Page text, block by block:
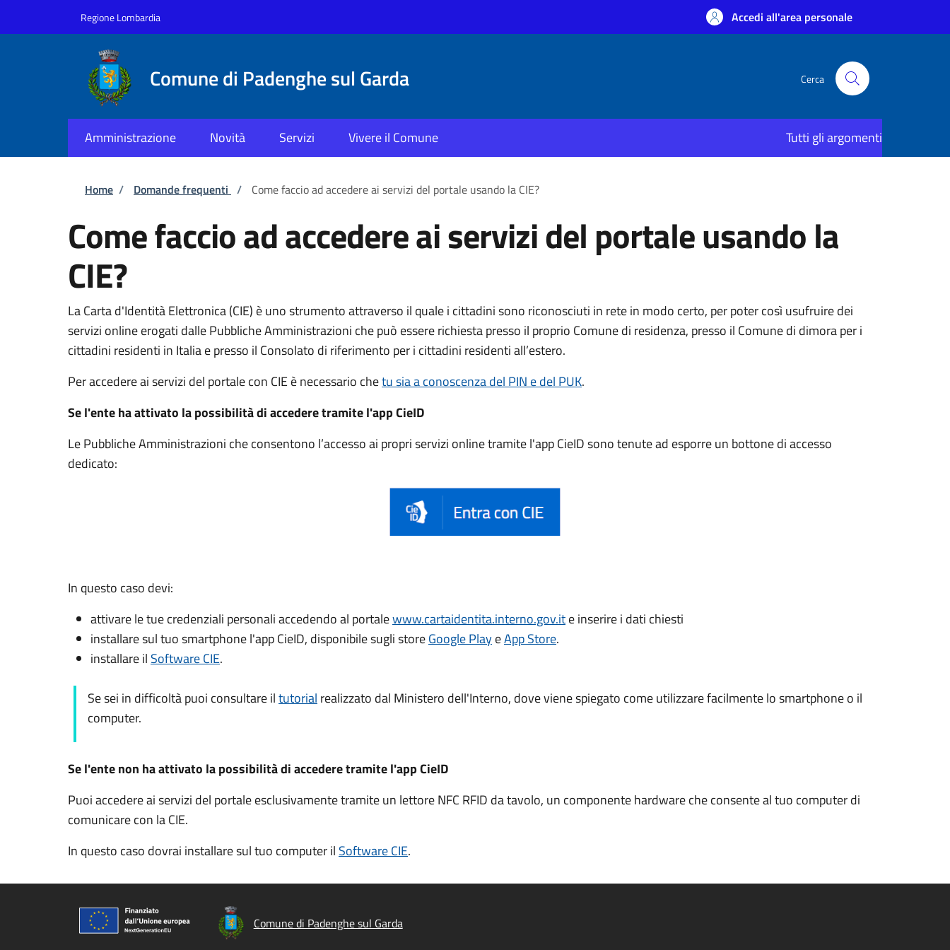
Regione Lombardia Accedi all'area personale
Comune di Padenghe sul Garda Cerca
Amministrazione Novità Servizi Vivere il Comune Tutti gli argomenti
Briciole di pane
Home / Domande frequenti / Come faccio ad accedere ai servizi del portale usando la CIE?
Come faccio ad accedere ai servizi del portale usando la
CIE?
La Carta d'Identità Elettronica (CIE) è uno strumento attraverso il quale i cittadini sono riconosciuti in rete in modo certo, per poter così usufruire dei
servizi online erogati dalle Pubbliche Amministrazioni che può essererichiesta presso il proprio Comune di residenza, presso il Comune di dimora per i
cittadini residenti in Italia e presso il Consolato di riferimento per i cittadini residenti all’estero.
Per accedere ai servizi del portale con CIE è necessario chetu sia a conoscenza del PIN e del PUK.
Se l'ente ha attivato la possibilità di accedere tramite l'app CieID
Le Pubbliche Amministrazioni che consentono l’accesso ai propri servizi online tramite l'app CieID sono tenute ad esporre un bottone di accesso
dedicato:
In questo caso devi:
attivare le tue credenziali personali accedendo al portalewww.cartaidentita.interno.gov.ite inserire i dati chiesti
installare sul tuo smartphone l'app CieID, disponibile sugli storeGoogle PlayeApp Store.
installare il Software CIE.
Se sei in difficoltà puoi consultare iltutorial realizzato dal Ministero dell'Interno, dove viene spiegato come utilizzare facilmente lo smartphone o il
computer.
Se l'ente non ha attivato la possibilità di accedere tramite l'app CieID
Puoi accedere ai servizi del portale esclusivamente tramite un lettore NFC RFID da tavolo, un componente hardware che consente al tuo computer di
comunicare con la CIE.
In questo caso dovrai installare sul tuo computer il Software CIE.
Comune di Padenghe sul Garda